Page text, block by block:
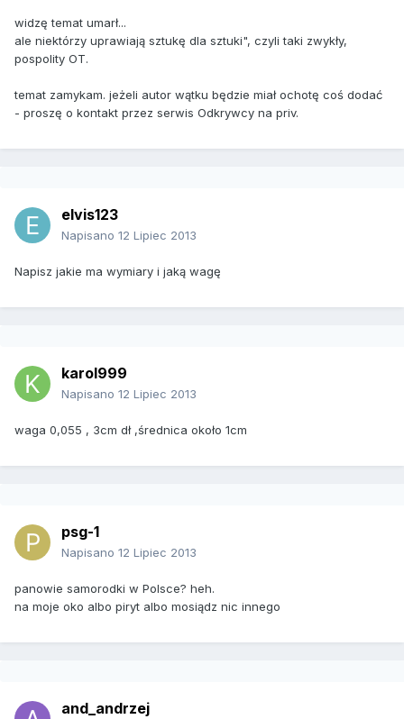
widzę temat umarł...
ale niektórzy uprawiają sztukę dla sztuki", czyli taki zwykły,
pospolity OT.
temat zamykam. jeżeli autor wątku będzie miał ochotę coś dodać
- proszę o kontakt przez serwis Odkrywcy na priv.
elvis123
Napisano 12 Lipiec 2013
Napisz jakie ma wymiary i jaką wagę
karol999
Napisano 12 Lipiec 2013
waga 0,055 , 3cm dł ,średnica około 1cm
psg-1
Napisano 12 Lipiec 2013
panowie samorodki w Polsce? heh.
na moje oko albo piryt albo mosiądz nic innego
and_andrzej